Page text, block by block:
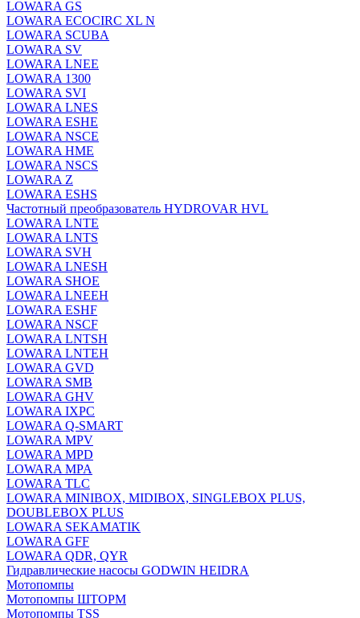
LOWARA GS
LOWARA ECOCIRC XL N
LOWARA SCUBA
LOWARA SV
LOWARA LNEE
LOWARA 1300
LOWARA SVI
LOWARA LNES
LOWARA ESHE
LOWARA NSCE
LOWARA HME
LOWARA NSCS
LOWARA Z
LOWARA ESHS
Частотный преобразователь HYDROVAR HVL
LOWARA LNTE
LOWARA LNTS
LOWARA SVH
LOWARA LNESH
LOWARA SHOE
LOWARA LNEEH
LOWARA ESHF
LOWARA NSCF
LOWARA LNTSH
LOWARA LNTEH
LOWARA GVD
LOWARA SMB
LOWARA GHV
LOWARA IXPС
LOWARA Q-SMART
LOWARA MPV
LOWARA MPD
LOWARA MPA
LOWARA TLC
LOWARA MINIBOX, MIDIBOX, SINGLEBOX PLUS,
DOUBLEBOX PLUS
LOWARA SEKAMATIK
LOWARA GFF
LOWARA QDR, QYR
Гидравлические насосы GODWIN HEIDRA
Мотопомпы
Мотопомпы ШТОРМ
Мотопомпы TSS